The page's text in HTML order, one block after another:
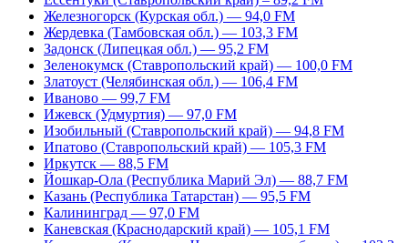
Железногорск (Курская обл.) — 94,0 FM
Жердевка (Тамбовская обл.) — 103,3 FM
Задонск (Липецкая обл.) — 95,2 FM
Зеленокумск (Ставропольский край) — 100,0 FM
Златоуст (Челябинская обл.) — 106,4 FM
Иваново — 99,7 FM
Ижевск (Удмуртия) — 97,0 FM
Изобильный (Ставропольский край) — 94,8 FM
Ипатово (Ставропольский край) — 105,3 FM
Иркутск — 88,5 FM
Йошкар-Ола (Республика Марий Эл) — 88,7 FM
Казань (Республика Татарстан) — 95,5 FM
Калининград — 97,0 FM
Каневская (Краснодарский край) — 105,1 FM